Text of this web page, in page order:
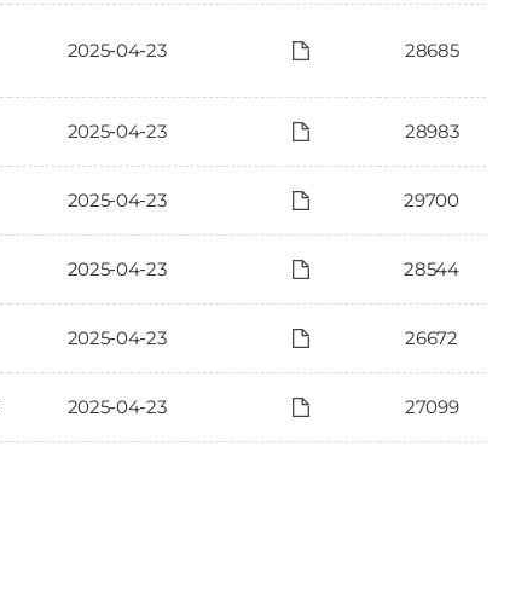
2025-04-23 28685
2025-04-23 28983
2025-04-23 29700
2025-04-23 28544
2025-04-23 26672
2025-04-23 27099